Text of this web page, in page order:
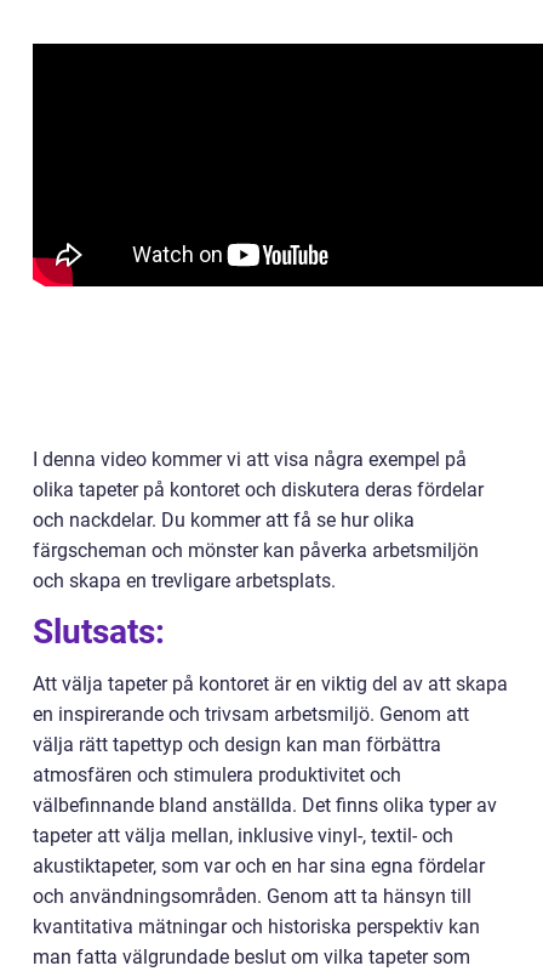
I denna video kommer vi att visa några exempel på
olika tapeter på kontoret och diskutera deras fördelar
och nackdelar. Du kommer att få se hur olika
färgscheman och mönster kan påverka arbetsmiljön
och skapa en trevligare arbetsplats.
Slutsats:
Att välja tapeter på kontoret är en viktig del av att skapa
en inspirerande och trivsam arbetsmiljö. Genom att
välja rätt tapettyp och design kan man förbättra
atmosfären och stimulera produktivitet och
välbefinnande bland anställda. Det finns olika typer av
tapeter att välja mellan, inklusive vinyl-, textil- och
akustiktapeter, som var och en har sina egna fördelar
och användningsområden. Genom att ta hänsyn till
kvantitativa mätningar och historiska perspektiv kan
man fatta välgrundade beslut om vilka tapeter som